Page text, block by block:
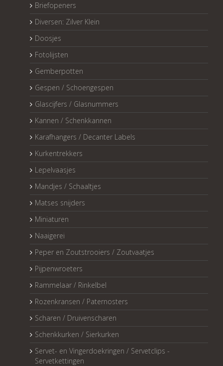
Briefopeners
Diversen: Zilver Klein
Doosjes
Fotolijsten
Gemberpotten
Gespen / Schoengespen
Glascijfers / Glasnummers
Kannen / Schenkkannen
Karafhangers / Decanter Labels
Kurkentrekkers
Lepelvaasjes
Mandjes / Schaaltjes
Matses snijders
Miniaturen
Naaigerei
Peper en Zoutstrooiers / Zoutvaatjes
Pijpenwroeters
Rammelaar / Rinkelbel
Rozenkransen / Paternosters
Scharen / Druivenscharen
Schenkkurken / Sierkurken
Servet- en Vingerdoekringen / Servetclips -
Servetkettingen